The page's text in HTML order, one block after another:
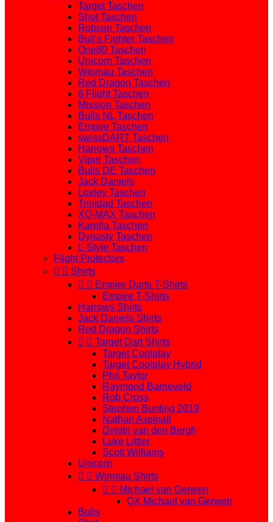
Target Taschen
Shot Taschen
Robson Taschen
Bull's Fighter Taschen
One80 Taschen
Unicorn Taschen
Winmau Taschen
Red Dragon Taschen
8 Flight Taschen
Mission Taschen
Bulls NL Taschen
Empire Taschen
swissDART Taschen
Harrows Taschen
Viper Taschen
Bulls DE Taschen
Jack Daniels
Loxley Taschen
Trinidad Taschen
XQ-MAX Taschen
Karella Taschen
Dynasty Taschen
L-Style Taschen
Flight Protectors
  Shirts
  Empire Darts T-Shirts
Empire T-Shirts
Harrows Shirts
Jack Daniels Shirts
Red Dragon Shirts
  Target Dart Shirts
Target Coolplay
Target Coolplay Hybrid
Phil Taylor
Raymond Barneveld
Rob Cross
Stephen Bunting 2019
Nathan Aspinall
Dimitri van den Bergh
Luke Littler
Scott Williams
Unicorn
  Winmau Shirts
  Michael van Gerwen
QX Michael van Gerwen
Bulls